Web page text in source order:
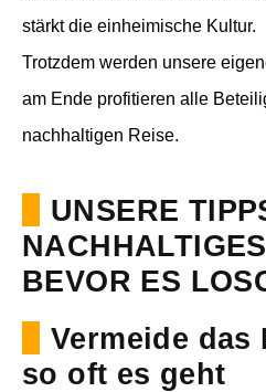
stärkt die einheimische Kultur.
Trotzdem werden unsere
am Ende profitieren alle
nachhaltigen Reise.
UNSERE
BEVOR ES
Vermeide das
so oft es geht